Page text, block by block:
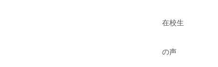
在校生
の声